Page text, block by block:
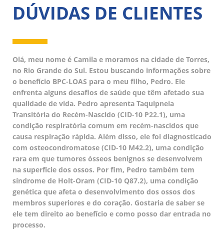
DÚVIDAS DE CLIENTES
Olá, meu nome é Camila e moramos na cidade de Torres,
no Rio Grande do Sul. Estou buscando informações sobre
o benefício BPC-LOAS para o meu filho, Pedro. Ele
enfrenta alguns desafios de saúde que têm afetado sua
qualidade de vida. Pedro apresenta Taquipneia
Transitória do Recém-Nascido (CID-10 P22.1), uma
condição respiratória comum em recém-nascidos que
causa respiração rápida. Além disso, ele foi diagnosticado
com osteocondromatose (CID-10 M42.2), uma condição
rara em que tumores ósseos benignos se desenvolvem
na superfície dos ossos. Por fim, Pedro também tem
síndrome de Holt-Oram (CID-10 Q87.2), uma condição
genética que afeta o desenvolvimento dos ossos dos
membros superiores e do coração. Gostaria de saber se
ele tem direito ao benefício e como posso dar entrada no
processo.